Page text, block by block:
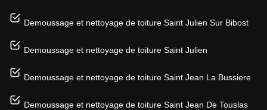
Demoussage et nettoyage de toiture Saint Julien Sur Bibost
Demoussage et nettoyage de toiture Saint Julien
Demoussage et nettoyage de toiture Saint Jean La Bussiere
Demoussage et nettoyage de toiture Saint Jean De Touslas